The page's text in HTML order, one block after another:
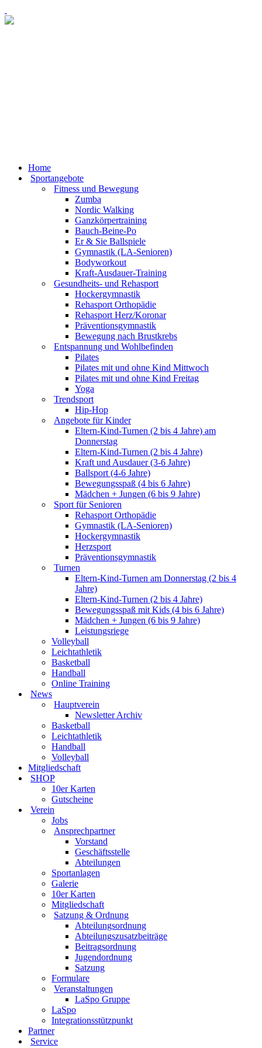
Home
Sportangebote
Fitness und Bewegung
Zumba
Nordic Walking
Ganzkörpertraining
Bauch-Beine-Po
Er & Sie Ballspiele
Gymnastik (LA-Senioren)
Bodyworkout
Kraft-Ausdauer-Training
Gesundheits- und Rehasport
Hockergymnastik
Rehasport Orthopädie
Rehasport Herz/Koronar
Präventionsgymnastik
Bewegung nach Brustkrebs
Entspannung und Wohlbefinden
Pilates
Pilates mit und ohne Kind Mittwoch
Pilates mit und ohne Kind Freitag
Yoga
Trendsport
Hip-Hop
Angebote für Kinder
Eltern-Kind-Turnen (2 bis 4 Jahre) am
Donnerstag
Eltern-Kind-Turnen (2 bis 4 Jahre)
Kraft und Ausdauer (3-6 Jahre)
Ballsport (4-6 Jahre)
Bewegungsspaß (4 bis 6 Jahre)
Mädchen + Jungen (6 bis 9 Jahre)
Sport für Senioren
Rehasport Orthopädie
Gymnastik (LA-Senioren)
Hockergymnastik
Herzsport
Präventionsgymnastik
Turnen
Eltern-Kind-Turnen am Donnerstag (2 bis 4
Jahre)
Eltern-Kind-Turnen (2 bis 4 Jahre)
Bewegungsspaß mit Kids (4 bis 6 Jahre)
Mädchen + Jungen (6 bis 9 Jahre)
Leistungsriege
Volleyball
Leichtathletik
Basketball
Handball
Online Training
News
Hauptverein
Newsletter Archiv
Basketball
Leichtathletik
Handball
Volleyball
Mitgliedschaft
SHOP
10er Karten
Gutscheine
Verein
Jobs
Ansprechpartner
Vorstand
Geschäftsstelle
Abteilungen
Sportanlagen
Galerie
10er Karten
Mitgliedschaft
Satzung & Ordnung
Abteilungsordnung
Abteilungszusatzbeiträge
Beitragsordnung
Jugendordnung
Satzung
Formulare
Veranstaltungen
LaSpo Gruppe
LaSpo
Integrationsstützpunkt
Partner
Service